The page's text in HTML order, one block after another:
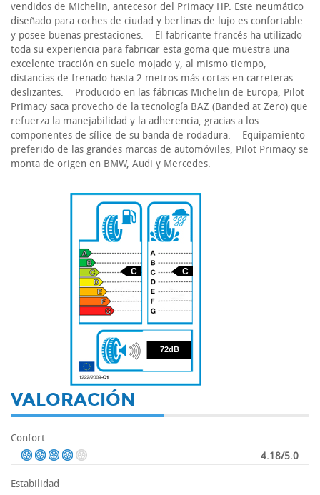
vendidos de Michelin, antecesor del Primacy HP. Este neumático
diseñado para coches de ciudad y berlinas de lujo es confortable
y posee buenas prestaciones. El fabricante francés ha utilizado
toda su experiencia para fabricar esta goma que muestra una
excelente tracción en suelo mojado y, al mismo tiempo,
distancias de frenado hasta 2 metros más cortas en carreteras
deslizantes. Producido en las fábricas Michelin de Europa, Pilot
Primacy saca provecho de la tecnología BAZ (Banded at Zero) que
refuerza la manejabilidad y la adherencia, gracias a los
componentes de sílice de su banda de rodadura. Equipamiento
preferido de las grandes marcas de automóviles, Pilot Primacy se
monta de origen en BMW, Audi y Mercedes.
72
C C
72dB
VALORACIÓN
Confort
4.18/5.0
Estabilidad